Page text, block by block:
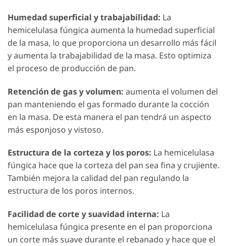
Humedad superficial y trabajabilidad: La
hemicelulasa fúngica aumenta la humedad superficial
de la masa, lo que proporciona un desarrollo más fácil
y aumenta la trabajabilidad de la masa. Esto optimiza
el proceso de producción de pan.
Retención de gas y volumen: aumenta el volumen del
pan manteniendo el gas formado durante la cocción
en la masa. De esta manera el pan tendrá un aspecto
más esponjoso y vistoso.
Estructura de la corteza y los poros: La hemicelulasa
fúngica hace que la corteza del pan sea fina y crujiente.
También mejora la calidad del pan regulando la
estructura de los poros internos.
Facilidad de corte y suavidad interna: La
hemicelulasa fúngica presente en el pan proporciona
un corte más suave durante el rebanado y hace que el